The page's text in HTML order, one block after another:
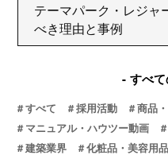
テーマパーク・レジャ
べき理由と事例
すべ
すべて 採用活動
商品
マニュアル・ハウツー動画
建築業界
化粧品・美容用品